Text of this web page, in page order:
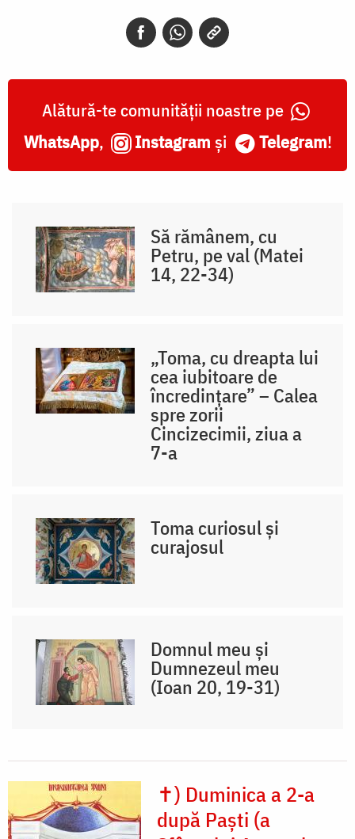
Alătură-te comunității noastre pe
WhatsApp, Instagram și Telegram!
Să rămânem, cu
Petru, pe val (Matei
14, 22-34)
„Toma, cu dreapta lui
cea iubitoare de
încredințare” – Calea
spre zorii
Cincizecimii, ziua a
7-a
Toma curiosul și
curajosul
Domnul meu și
Dumnezeul meu
(Ioan 20, 19-31)
✝) Duminica a 2-a
după Paști (a